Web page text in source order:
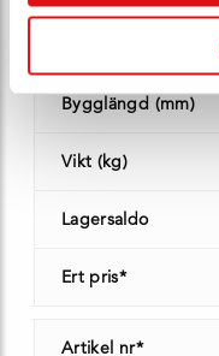
Bygglängd (mm)
Vikt (kg)
Lagersaldo
Ert pris*
Artikel nr*